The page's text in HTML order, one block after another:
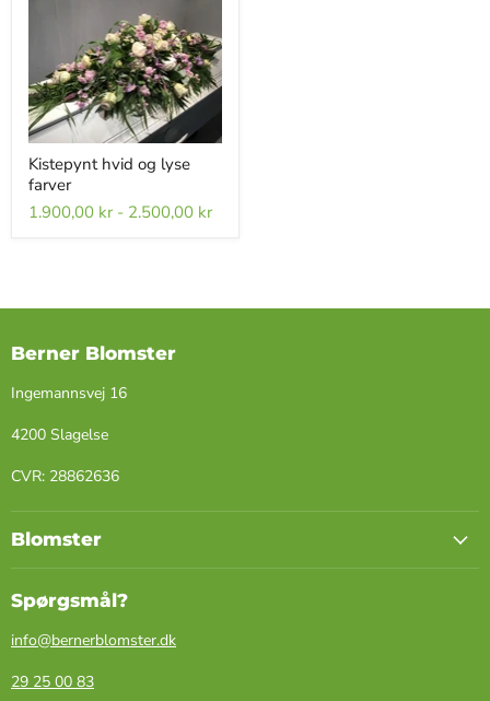
Kistepynt hvid og lyse
farver
1.900,00 kr- 2.500,00 kr
Berner Blomster
Ingemannsvej 16
4200 Slagelse
​CVR: ​28862636
Blomster
Spørgsmål?
info@bernerblomster.dk
29 25 00 83